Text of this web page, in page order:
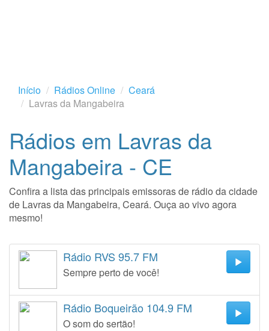
Início Rádios Online
Ceará
Lavras da Mangabeira
Rádios em Lavras da
Mangabeira - CE
Confira a lista das principais emissoras de rádio da cidade
de Lavras da Mangabeira, Ceará. Ouça ao vivo agora
mesmo!
Rádio RVS 95.7 FM
Sempre perto de você!
Rádio Boqueirão 104.9 FM
O som do sertão!